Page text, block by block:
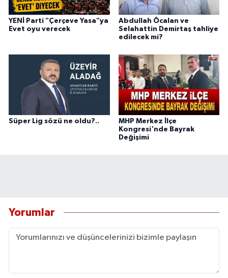
YENİ Parti "Çerçeve Yasa"ya
Evet oyu verecek
Abdullah Öcalan ve
Selahattin Demirtaş tahliye
edilecek mi?
Süper Lig sözü ne oldu?..
MHP Merkez İlçe
Kongresi'nde Bayrak
Değişimi
Yorumlar